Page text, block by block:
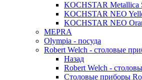
KOCHSTAR Metallica
KOCHSTAR NEO
KOCHSTAR NEO
MEPRA
Olympia - посуда
Robert Welch - столовые
Назад
Robert Welch -
Столовые приборы